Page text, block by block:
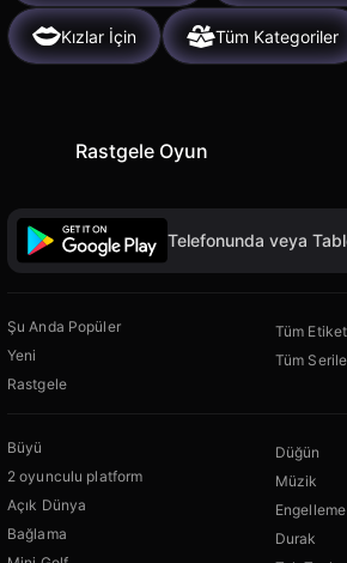
Kızlar İçin Tüm Kategoriler
Rastgele Oyun
Telefonunda veya
Şu Anda Popüler
Yeni
Rastgele
Tüm
Tüm
Büyü
2 oyunculu platform
Açık Dünya
Bağlama
Düğün
Müzik
Durak